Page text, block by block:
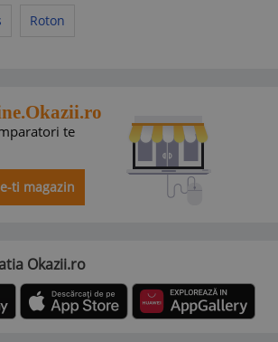
Roton
te
ti magazin
Okazii.ro